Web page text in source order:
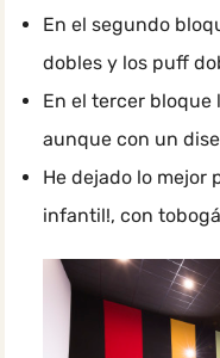
En el segundo
dobles y los puff
En el tercer bloque
aunque con un
He dejado lo mejor
infantil!, con